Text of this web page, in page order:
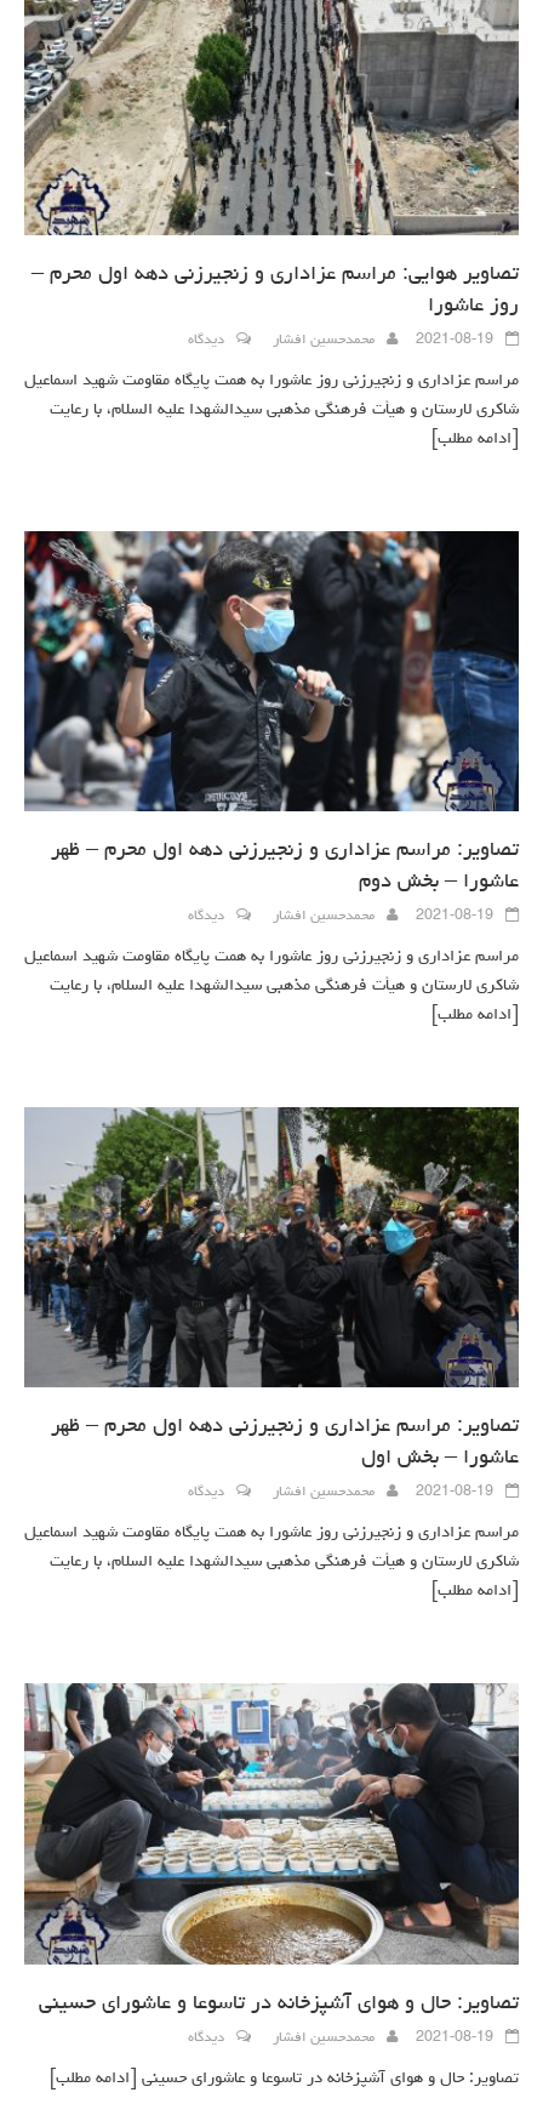
تصاویر هوایی: مراسم عزاداری و زنجیرزنی دهه اول محرم –
روز عاشورا
2021-08-19 محمدحسین افشار دیدگاه
مراسم عزاداری و زنجیرزنی روز عاشورا به همت پایگاه مقاومت شهید اسماعیل
شاکری لارستان و هیأت فرهنگی مذهبی سیدالشهدا علیه السلام، با رعایت
[ادامه مطلب]
تصاویر: مراسم عزاداری و زنجیرزنی دهه اول محرم – ظهر
عاشورا – بخش دوم
2021-08-19 محمدحسین افشار دیدگاه
مراسم عزاداری و زنجیرزنی روز عاشورا به همت پایگاه مقاومت شهید اسماعیل
شاکری لارستان و هیأت فرهنگی مذهبی سیدالشهدا علیه السلام، با رعایت
[ادامه مطلب]
تصاویر: مراسم عزاداری و زنجیرزنی دهه اول محرم – ظهر
عاشورا – بخش اول
2021-08-19 محمدحسین افشار دیدگاه
مراسم عزاداری و زنجیرزنی روز عاشورا به همت پایگاه مقاومت شهید اسماعیل
شاکری لارستان و هیأت فرهنگی مذهبی سیدالشهدا علیه السلام، با رعایت
[ادامه مطلب]
تصاویر: حال و هوای آشپزخانه در تاسوعا و عاشورای حسینی
2021-08-19 محمدحسین افشار دیدگاه
تصاویر: حال و هوای آشپزخانه در تاسوعا و عاشورای حسینی [ادامه مطلب]